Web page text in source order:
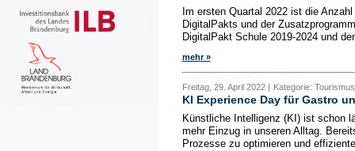
Im ersten Quartal 2022 ist die
DigitalPakts und der
DigitalPakt Schule 2019-2024 und
mehr »
Freitag, 29. April 2022 | Kategorie:
KI Experience Day für Gastro
Künstliche Intelligenz (KI) ist schon
mehr Einzug in unseren Alltag.
Prozesse zu optimieren und